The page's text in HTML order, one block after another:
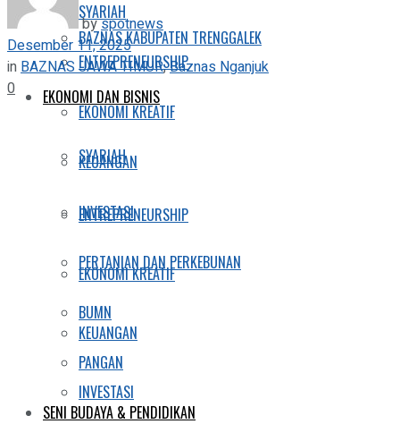
SYARIAH
ENTREPRENEURSHIP
EKONOMI KREATIF
KEUANGAN
INVESTASI
PERTANIAN DAN PERKEBUNAN
BUMN
PANGAN
SENI BUDAYA & PENDIDIKAN
BAZNAS KABUPATEN TRENGGALEK
EKONOMI DAN BISNIS
SYARIAH
ENTREPRENEURSHIP
EKONOMI KREATIF
KEUANGAN
INVESTASI
byspotnews
Desember 11, 2025
in BAZNAS JAWA TIMUR,Baznas Nganjuk
0